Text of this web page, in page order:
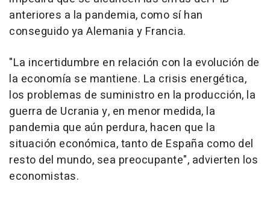
anteriores a la pandemia, como sí han
conseguido ya Alemania y Francia.
"La incertidumbre en relación con la evolución de
la economía se mantiene. La crisis energética,
los problemas de suministro en la producción, la
guerra de Ucrania y, en menor medida, la
pandemia que aún perdura, hacen que la
situación económica, tanto de España como del
resto del mundo, sea preocupante", advierten los
economistas.